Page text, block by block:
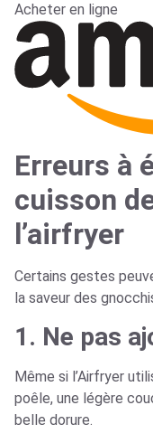
Acheter en ligne
Erreurs à
cuisson
l’airfryer
Certains gestes
la saveur des
1. Ne pas
Même si l’Airfryer
poêle, une légère
belle dorure.